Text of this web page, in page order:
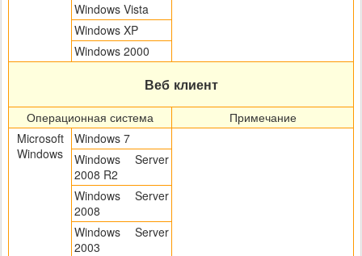
Windows Vista
Windows XP
Windows 2000
Веб клиент
Операционная система
Примечание
Microsoft
Windows
Windows 7
Windows Server
2008 R2
Windows Server
2008
Windows Server
2003